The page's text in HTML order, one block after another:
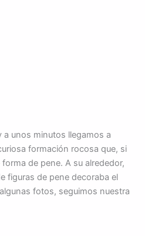
unos minutos llegamos a
formación rocosa que, si
de pene. A su alrededor,
figuras de pene decoraba el
fotos, seguimos nuestra